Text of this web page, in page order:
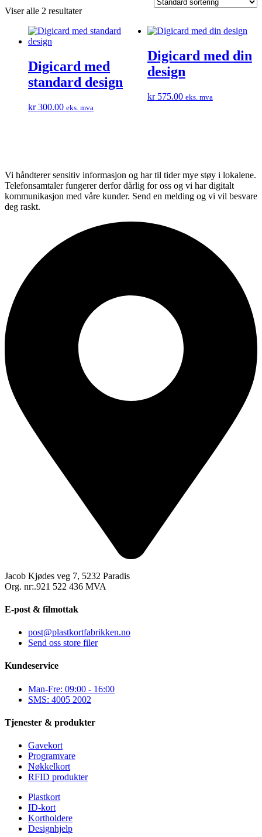
Viser alle 2 resultater
Digicard med
standard design
kr300.00 eks. mva
Digicard med din
design
kr575.00 eks. mva
Vi håndterer sensitiv informasjon og har til tider mye støy i lokalene.
Telefonsamtaler fungerer derfor dårlig for oss og vi har digitalt
kommunikasjon med våre kunder. Send en melding og vi vil besvare
deg raskt.
Jacob Kjødes veg 7, 5232 Paradis
Org. nr:.921 522 436 MVA
E-post & filmottak
post@plastkortfabrikken.no
Send oss store filer
Kundeservice
Man-Fre: 09:00 - 16:00
SMS: 4005 2002
Tjenester & produkter
Gavekort
Programvare
Nøkkelkort
RFID produkter
Plastkort
ID-kort
Kortholdere
Designhjelp